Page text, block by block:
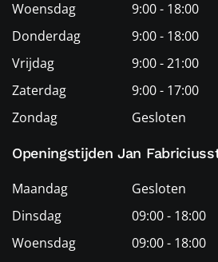
Woensdag
9:00 - 18:00
Donderdag
9:00 - 18:00
Vrijdag
9:00 - 21:00
Zaterdag
9:00 - 17:00
Zondag
Gesloten
Openingstijden Jan
Maandag
Gesloten
Dinsdag
09:00 - 18:00
Woensdag
09:00 - 18:00